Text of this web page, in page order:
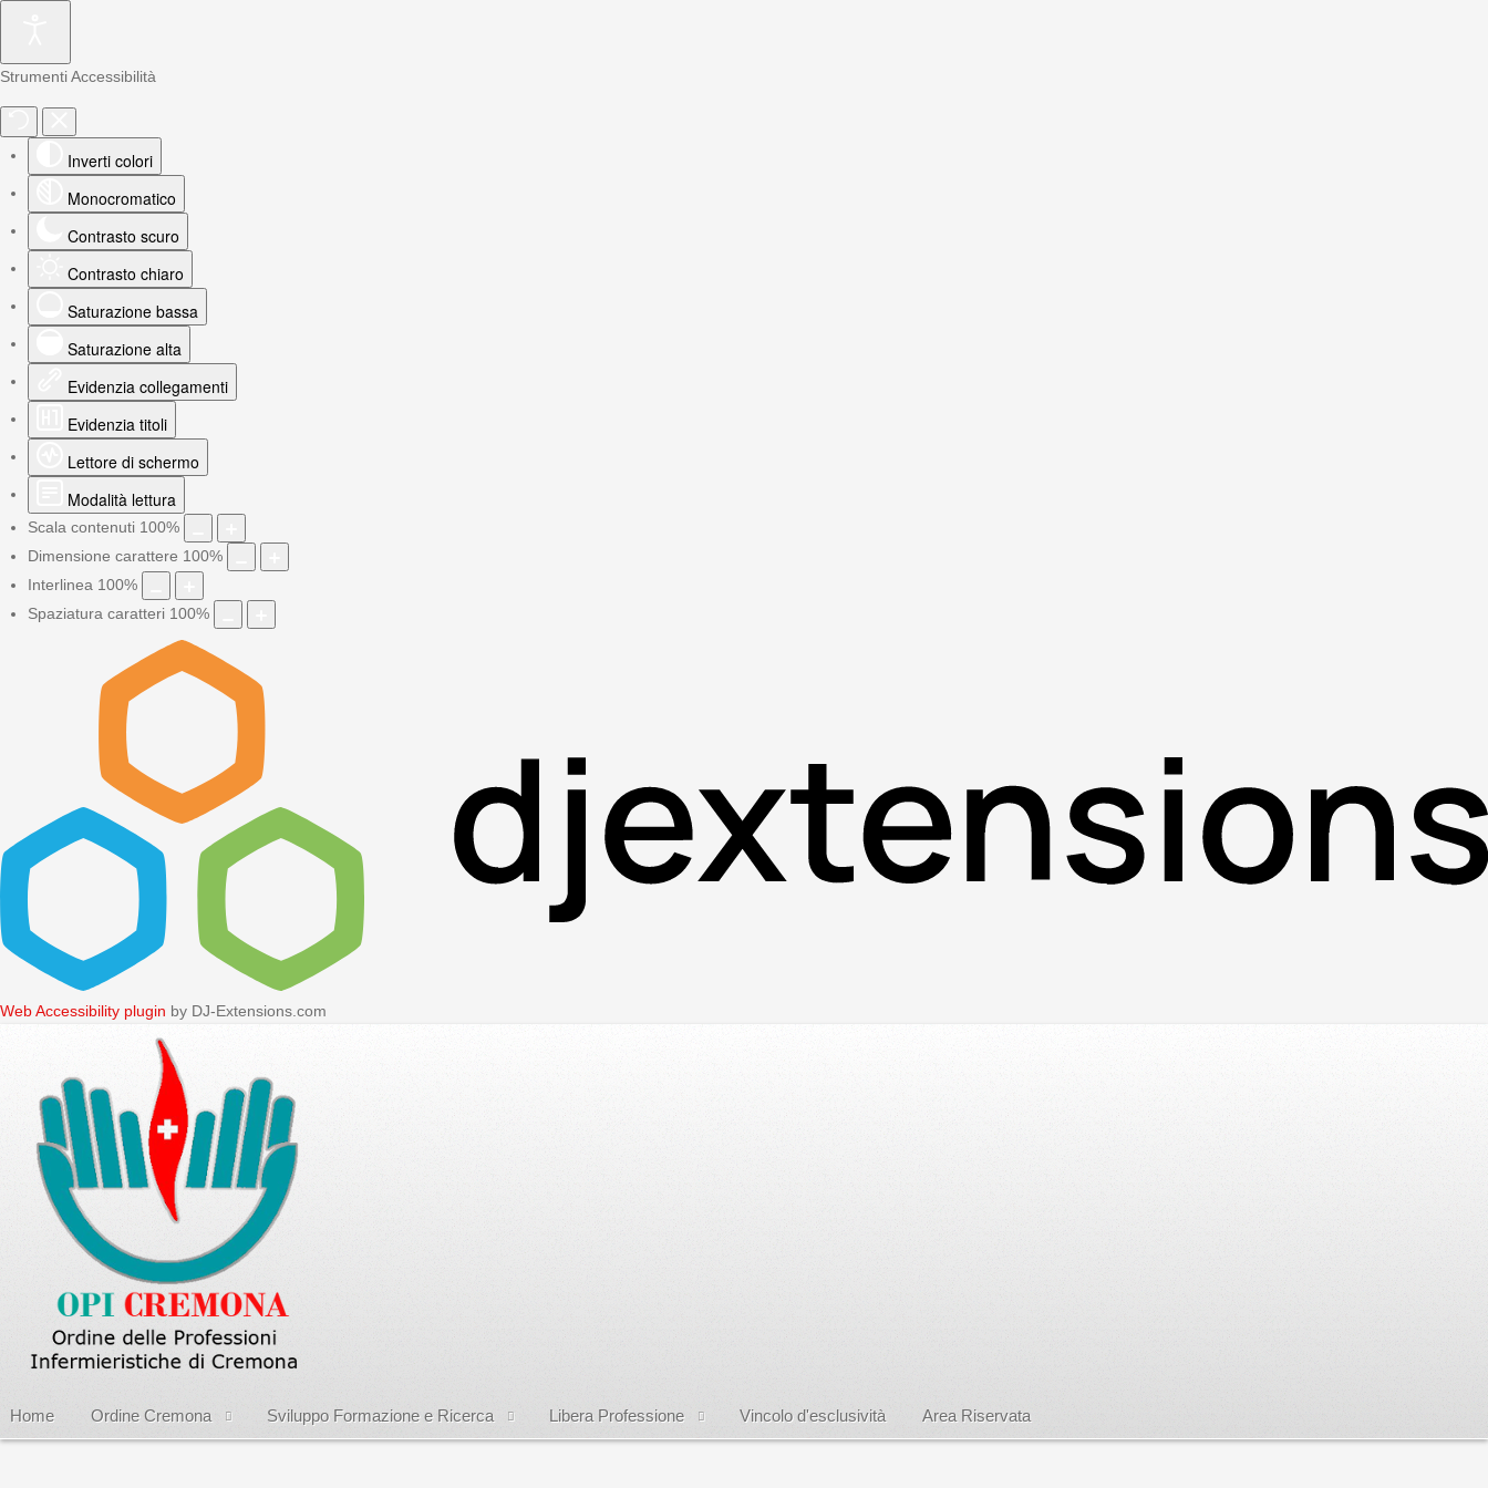
Strumenti Accessibilità
Inverti colori
Monocromatico
Contrasto scuro
Contrasto chiaro
Saturazione bassa
Saturazione alta
Evidenzia collegamenti
Evidenzia titoli
Lettore di schermo
Modalità lettura
Scala contenuti 100%
Dimensione carattere 100%
Interlinea 100%
Spaziatura caratteri 100%
Web Accessibility plugin by DJ-Extensions.com
Home Ordine Cremona Sviluppo Formazione e Ricerca Libera Professione Vincolo d'esclusività Area Riservata